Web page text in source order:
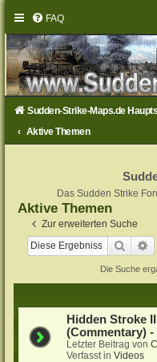
FAQ
Sudden-Strike-Maps.de
Aktive Themen
Das Sudden Strike
Aktive Themen
Zur erweiterten Suche
Suche
Die Suche
Hidden Stroke
(Commentary) -
Letzter Beitrag von
Verfasst inVideos